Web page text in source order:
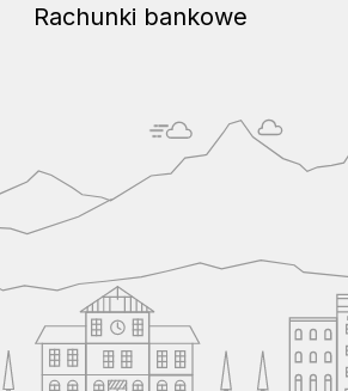
Rachunki bankowe